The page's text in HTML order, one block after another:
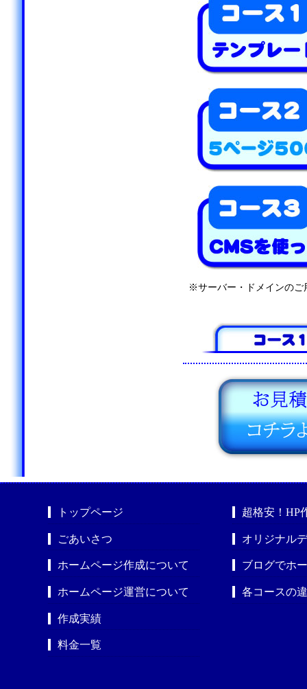
※サーバー・ドメインのご
トップページ
ごあいさつ
ホームページ作成について
ホームページ運営について
作成実績
料金一覧
超格安！HP
オリジナル
ブログでホ
各コースの